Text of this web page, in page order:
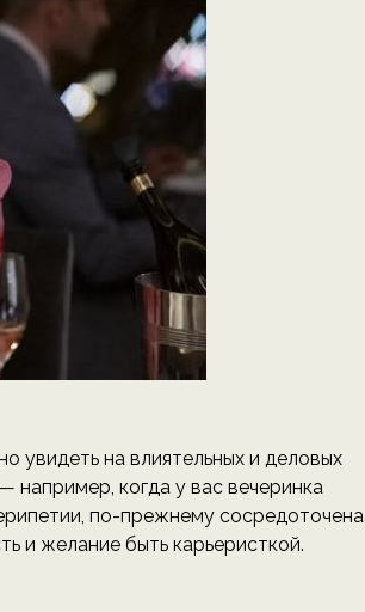
увидеть на влиятельных и деловых
например, когда у вас вечеринка
по-прежнему сосредоточена
и желание быть карьеристкой.